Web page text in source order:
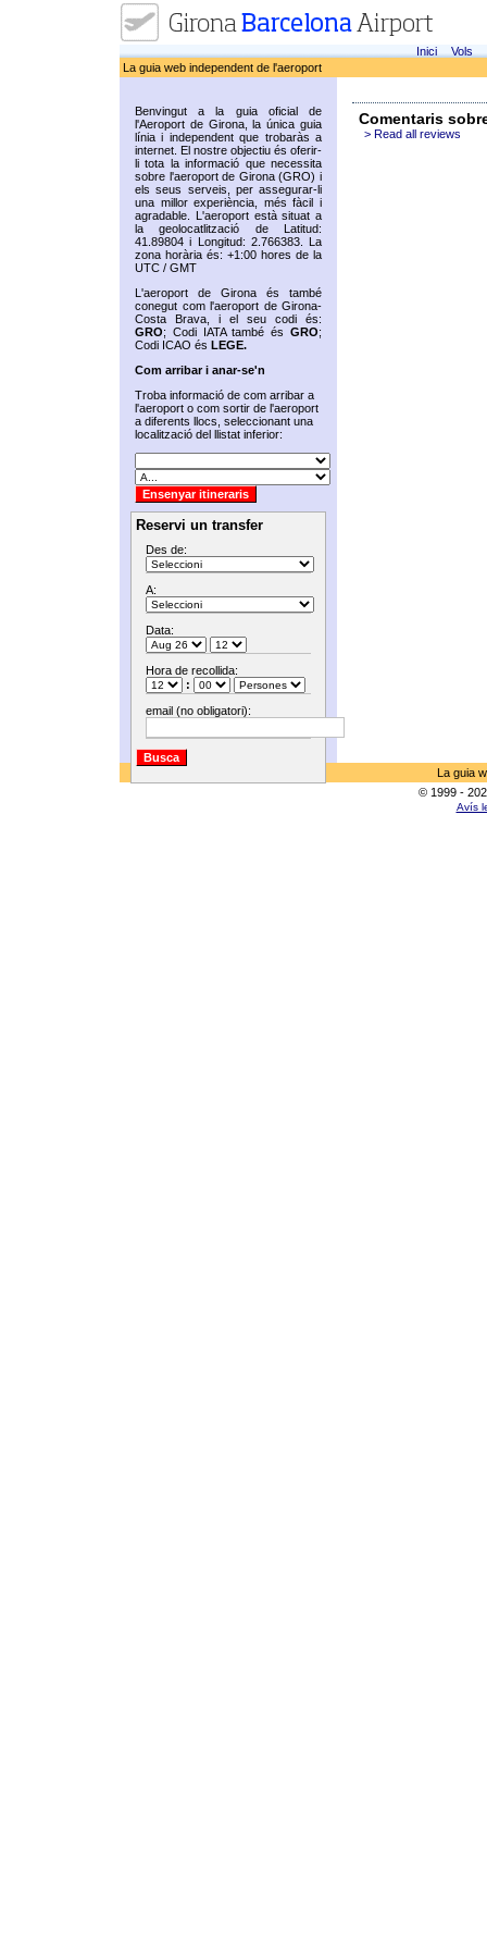
Inici
Vols
La guia web independent de l'aeroport
Benvingut a la guia oficial de
l'Aeroport de Girona, la única guia
línia i independent que trobaràs a
internet. El nostre objectiu és oferir-
li tota la informació que necessita
sobre l'aeroport de Girona (GRO) i
els seus serveis, per assegurar-li
una millor experiència, més fàcil i
agradable. L'aeroport està situat a
la geolocatlització de Latitud:
41.89804 i Longitud: 2.766383. La
zona horària és: +1:00 hores de la
UTC / GMT
L'aeroport de Girona és també
conegut com l'aeroport de Girona-
Costa Brava, i el seu codi és:
GRO; Codi IATA també és GRO;
Codi ICAO és LEGE.
Com arribar i anar-se'n
Troba informació de com arribar a
l'aeroport o com sortir de l'aeroport
a diferents llocs, seleccionant una
localització del llistat inferior:
Reservi un transfer
Des de:
A:
Data:
Hora de recollida:
:
email (no obligatori):
Comentaris
> Read all reviews
La guia
© 1999 -
Avís